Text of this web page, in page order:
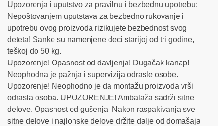
Upozorenja i uputstvo za pravilnu i bezbednu upotrebu:
Nepoštovanjem uputstava za bezbedno rukovanje i
upotrebu ovog proizvoda rizikujete bezbednost svog
deteta! Sanke su namenjene deci starijoj od tri godine,
teškoj do 50 kg.
Upozorenje! Opasnost od davljenja! Dugačak kanap!
Neophodna je pažnja i supervizija odrasle osobe.
Upozorenje! Neophodno je da montažu proizvoda vrši
odrasla osoba. UPOZORENJE! Ambalaža sadrži sitne
delove. Opasnost od gušenja! Nakon raspakivanja sve
sitne delove i najlonske delove držite dalje od domašaja